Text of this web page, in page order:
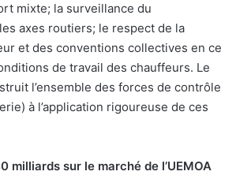
mixte; la surveillance du
axes routiers; le respect de la
et des conventions collectives en ce
de travail des chauffeurs. Le
l’ensemble des forces de contrôle
à l’application rigoureuse de ces
milliards sur le marché de l’UEMOA